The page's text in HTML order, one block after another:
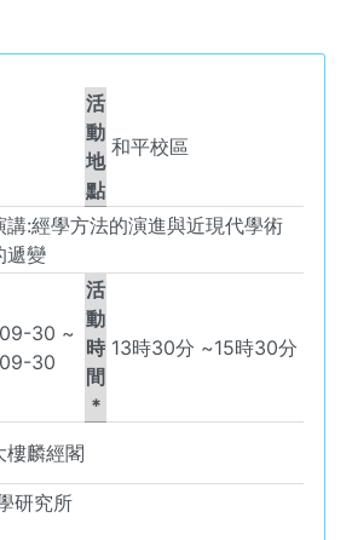
活
動
地
點
和平校區
講:經學方法的演進與近現代學術
遞變
30 ~
30
活
動
時
間
*
13時30 分 ~15時30分
樓麟經閣
研究所